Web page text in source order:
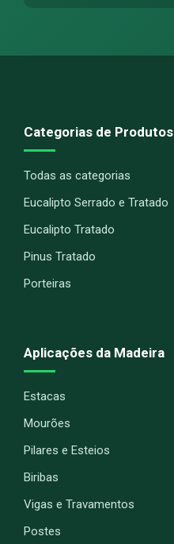
Categorias de Produtos
Todas as categorias
Eucalipto Serrado e Tratado
Eucalipto Tratado
Pinus Tratado
Porteiras
Aplicações da Madeira
Estacas
Mourões
Pilares e Esteios
Biribas
Vigas e Travamentos
Postes